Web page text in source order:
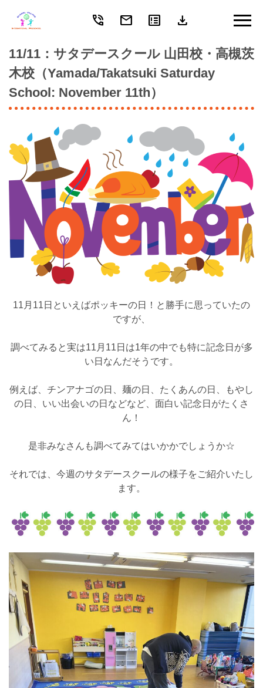
Skip
content
phone_in_talk mail breaking_news download
11/11：サタデースクール 山田校・高槻茨
木校（Yamada/Takatsuki Saturday
School: November 11th）
11月11日といえばポッキーの日！と勝手に思っていたの
ですが、
調べてみると実は11月11日は1年の中でも特に記念日が多
い日なんだそうです。
例えば、チンアナゴの日、麺の日、たくあんの日、もやし
の日、いい出会いの日などなど、面白い記念日がたくさ
ん！
是非みなさんも調べてみてはいかかでしょうか☆
それでは、今週のサタデースクールの様子をご紹介いたし
ます。